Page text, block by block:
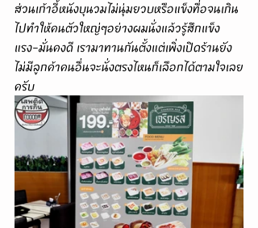
ส่วนเก้าอี้หนังบุนวมไม่นุ่มยวบหรือแข็งทื่อจนเกิน
ไปทำให้คนตัวใหญ่ๆอย่างผมนั่งแล้วรู้สึกแข็ง
แรง-มั่นคงดี เรามาทานกันตั้งแต่เพิ่งเปิดร้านยัง
ไม่มีลูกค้าคนอื่นจะนั่งตรงไหนก็เลือกได้ตามใจเลย
ครับ